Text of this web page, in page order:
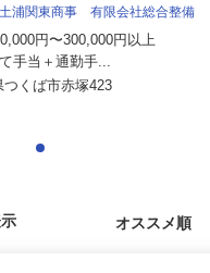
浦関東商事 有限会社総合整備
円〜300,000円以上
手当＋通勤手...
つくば市赤塚423